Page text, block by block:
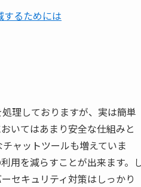
るためには
理しておりますが、実は簡単
いてはあまり安全な仕組みと
ャットツールも増えていま
用を減らすことが出来ます。
セキュリティ対策はしっかり